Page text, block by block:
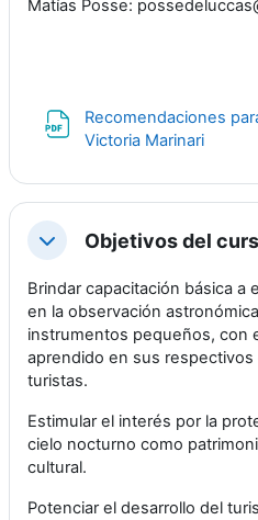
Matías Posse:
Recomendaciones
Victoria Marinari
ColapsarObjetivos del
Brindar capacitación básica
en la observación
instrumentos pequeños, con
aprendido en sus
turistas.
Estimular el interés por la
cielo nocturno como
cultural.
Potenciar el desarrollo del